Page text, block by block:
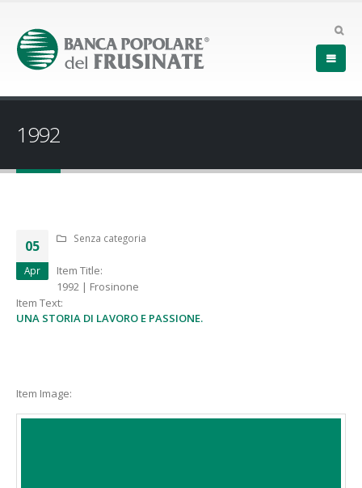
1992
05
Apr
Senza categoria
Item Title:
1992 | Frosinone
Item Text:
UNA STORIA DI LAVORO E PASSIONE.
Item Image: